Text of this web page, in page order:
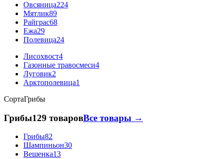
Овсяница224
Мятлик89
Райграс68
Ежа29
Полевица24
Лисохвост4
Газонные травосмеси4
Луговик2
Арктополевица1
СортаГрибы
Грибы129 товаровВсе товары →
Грибы82
Шампиньон30
Вешенка13